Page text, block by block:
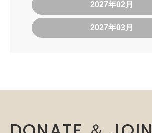
2027年02月
2027年03月